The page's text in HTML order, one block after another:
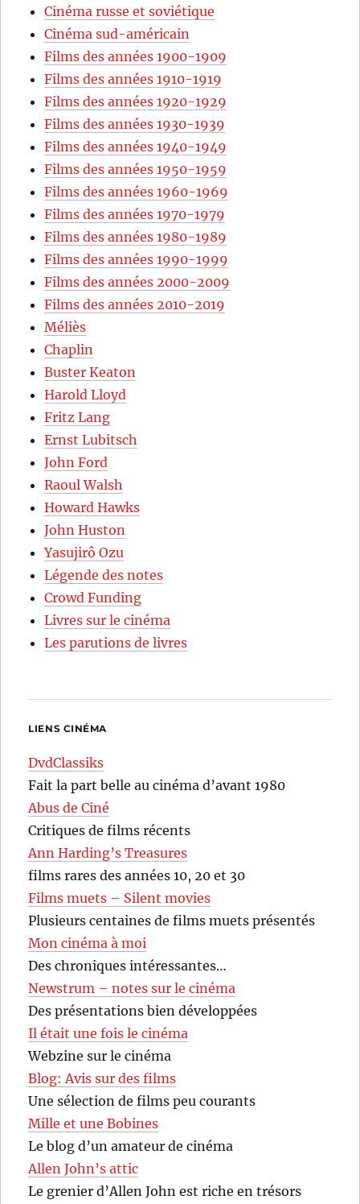
Cinéma russe et soviétique
Cinéma sud-américain
Films des années 1900-1909
Films des années 1910-1919
Films des années 1920-1929
Films des années 1930-1939
Films des années 1940-1949
Films des années 1950-1959
Films des années 1960-1969
Films des années 1970-1979
Films des années 1980-1989
Films des années 1990-1999
Films des années 2000-2009
Films des années 2010-2019
Méliès
Chaplin
Buster Keaton
Harold Lloyd
Fritz Lang
Ernst Lubitsch
John Ford
Raoul Walsh
Howard Hawks
John Huston
Yasujirô Ozu
Légende des notes
Crowd Funding
Livres sur le cinéma
Les parutions de livres
LIENS CINÉMA
DvdClassiks
Fait la part belle au cinéma d’avant 1980
Abus de Ciné
Critiques de films récents
Ann Harding’s Treasures
films rares des années 10, 20 et 30
Films muets – Silent movies
Plusieurs centaines de films muets présentés
Mon cinéma à moi
Des chroniques intéressantes…
Newstrum – notes sur le cinéma
Des présentations bien développées
Il était une fois le cinéma
Webzine sur le cinéma
Blog: Avis sur des films
Une sélection de films peu courants
Mille et une Bobines
Le blog d’un amateur de cinéma
Allen John’s attic
Le grenier d’Allen John est riche en trésors